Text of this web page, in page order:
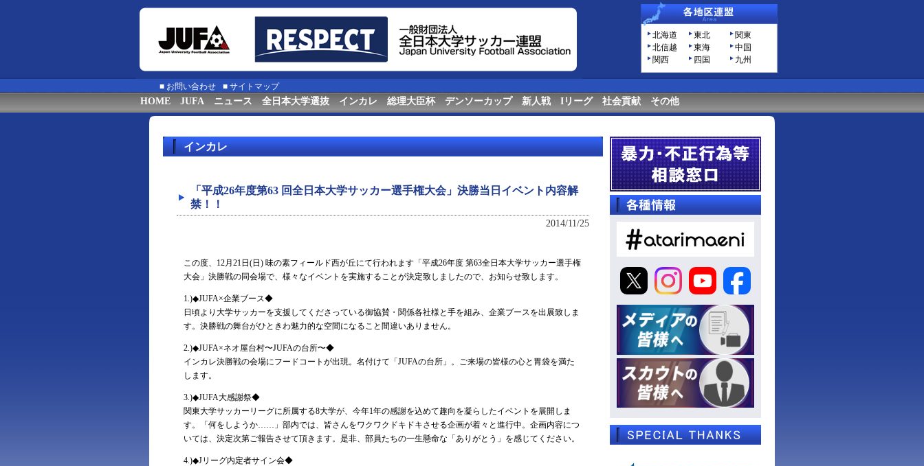
北海道 東北
関東
北信越
東海
中国
関西
四国 九州
■ お問い合わせ ■ サイトマップ
HOME JUFA ニュース 全日本大学選抜 インカレ 総理大臣杯 デンソーカップ 新人戦 Iリーグ 社会貢献 その他
インカレ
「平成26年度第63 回全日本大学サッカー選手権大会」決勝当日イベント内容解
禁！！
2014/11/25
この度、12月21日(日) 味の素フィールド西が丘にて行われます「平成26年度 第63全日本大学サッカー選手権
大会」決勝戦の同会場で、様々なイベントを実施することが決定致しましたので、お知らせ致します。
1.)◆JUFA×企業ブース◆
日頃より大学サッカーを支援してくださっている御協賛・関係各社様と手を組み、企業ブースを出展致しま
す。決勝戦の舞台がひときわ魅力的な空間になること間違いありません。
2.)◆JUFA×ネオ屋台村〜JUFAの台所〜◆
インカレ決勝戦の会場にフードコートが出現。名付けて「JUFAの台所」。ご来場の皆様の心と胃袋を満た
します。
3.)◆JUFA大感謝祭◆
関東大学サッカーリーグに所属する8大学が、今年1年の感謝を込めて趣向を凝らしたイベントを展開しま
す。「何をしようか……」部内では、皆さんをワクワクドキドキさせる企画が着々と進行中。企画内容につ
いては、決定次第ご報告させて頂きます。是非、部員たちの一生懸命な「ありがとう」を感じてください。
4.)◆Jリーグ内定者サイン会◆